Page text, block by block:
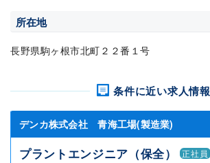
所在地
長野県駒ヶ根市北町２２番１号
条件に近い求人情報
デンカ株式会社 青海工場(製造業)
プラントエンジニア（保全） 正社員